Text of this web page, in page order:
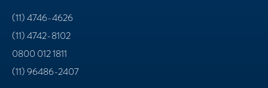
(11) 4746-4626
(11) 4742-8102
0800 012 1811
(11) 96486-2407